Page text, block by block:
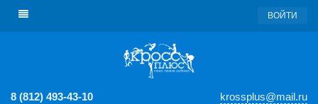
ВОЙТИ
8 (812) 493-43-10 krossplus@mail.ru